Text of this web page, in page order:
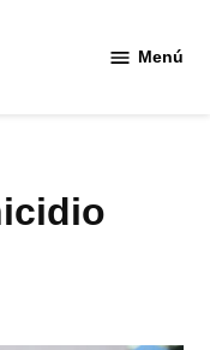
Menú